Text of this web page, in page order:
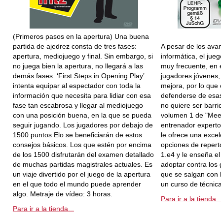
(Primeros pasos en la apertura) Una buena
partida de ajedrez consta de tres fases:
apertura, mediojuego y final. Sin embargo, si
no juega bien la apertura, no llegará a las
demás fases. ‘First Steps in Opening Play’
intenta equipar al espectador con toda la
información que necesita para lidiar con esa
fase tan escabrosa y llegar al mediojuego
con una posición buena, en la que se pueda
seguir jugando. Los jugadores por debajo de
1500 puntos Elo se beneficiarán de estos
consejos básicos. Los que estén por encima
de los 1500 disfrutarán del examen detallado
de muchas partidas magistrales actuales. Es
un viaje divertido por el juego de la apertura
en el que todo el mundo puede aprender
algo. Metraje de vídeo: 3 horas.
Para ir a la tienda...
A pesar de los
informática, el
muy frecuente, en
jugadores
mejora, por lo que
defenderse de
no quiere ser
volumen 1 de
entrenador
le ofrece una
opciones de
1.e4 y le enseña
adoptar contra los
que se salgan con
un curso de
Para ir a la